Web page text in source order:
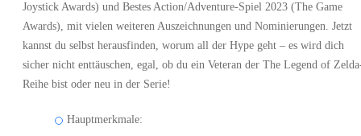
Joystick Awards) und Bestes Action/Adventure-Spiel 2023 (The Game
Awards), mit vielen weiteren Auszeichnungen und Nominierungen. Jetzt
kannst du selbst herausfinden, worum all der Hype geht – es wird dich
sicher nicht enttäuschen, egal, ob du ein Veteran der The Legend of
Reihe bist oder neu in der Serie!
Hauptmerkmale: